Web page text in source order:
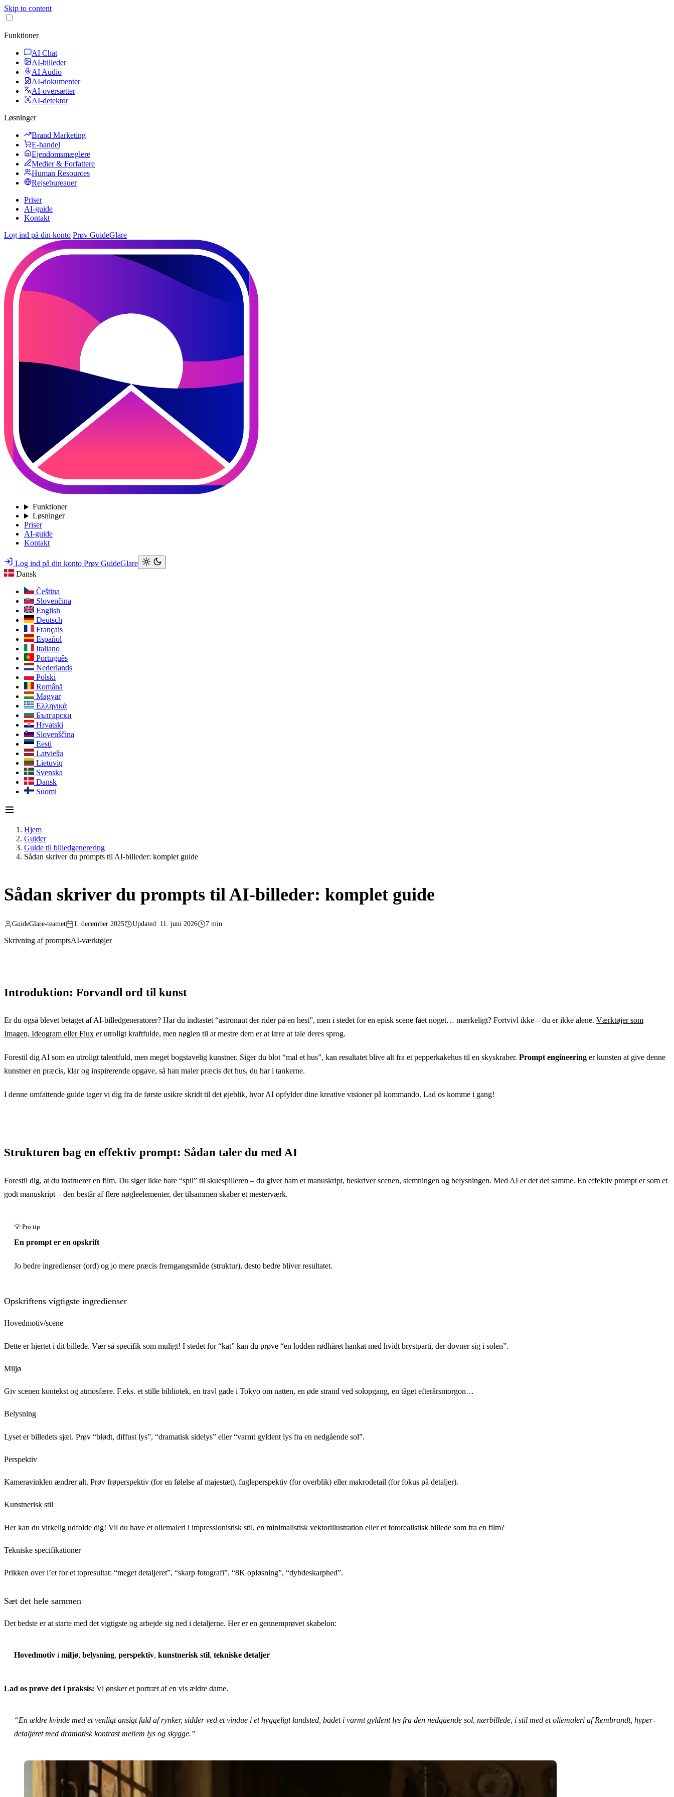
Skip to content
Funktioner
AI Chat
AI-billeder
AI Audio
AI-dokumenter
AI-oversætter
AI-detektor
Løsninger
Brand Marketing
E-handel
Ejendomsmæglere
Medier & Forfattere
Human Resources
Rejsebureauer
Priser
AI-guide
Kontakt
Log ind på din konto Prøv GuideGlare
Funktioner
Løsninger
Priser
AI-guide
Kontakt
Log ind på din konto Prøv GuideGlare
Dansk
Čeština
Slovenčina
English
Deutsch
Français
Español
Italiano
Português
Nederlands
Polski
Română
Magyar
Ελληνικά
Български
Hrvatski
Slovenščina
Eesti
Latviešu
Lietuvių
Svenska
Dansk
Suomi
Hjem
Guider
Guide til billedgenerering
Sådan skriver du prompts til AI-billeder: komplet guide
Sådan skriver du prompts til AI-billeder: komplet guide
GuideGlare-teamet 1. december 2025 Updated: 11. juni 2026 7 min
Skrivning af promptsAI-værktøjer
Introduktion: Forvandl ord til kunst
Er du også blevet betaget af AI-billedgeneratorer? Har du indtastet “astronaut der rider på en hest”, men i stedet for en episk scene fået noget… mærkeligt? Fortvivl ikke – du er ikke alene. Værktøjer som
Imagen, Ideogram eller Flux er utroligt kraftfulde, men nøglen til at mestre dem er at lære at tale deres sprog.
Forestil dig AI som en utroligt talentfuld, men meget bogstavelig kunstner. Siger du blot “mal et hus”, kan resultatet blive alt fra et pepperkakehus til en skyskraber. Prompt engineering er kunsten at give denne
kunstner en præcis, klar og inspirerende opgave, så han maler præcis det hus, du har i tankerne.
I denne omfattende guide tager vi dig fra de første usikre skridt til det øjeblik, hvor AI opfylder dine kreative visioner på kommando. Lad os komme i gang!
Strukturen bag en effektiv prompt: Sådan taler du med AI
Forestil dig, at du instruerer en film. Du siger ikke bare “spil” til skuespilleren – du giver ham et manuskript, beskriver scenen, stemningen og belysningen. Med AI er det det samme. En effektiv prompt er som et
godt manuskript – den består af flere nøgleelementer, der tilsammen skaber et mesterværk.
En prompt er en opskrift
Jo bedre ingredienser (ord) og jo mere præcis fremgangsmåde (struktur), desto bedre bliver resultatet.
Opskriftens vigtigste ingredienser
Hovedmotiv/scene
Dette er hjertet i dit billede. Vær så specifik som muligt! I stedet for “kat” kan du prøve “en lodden rødhåret hankat med hvidt brystparti, der dovner sig i solen”.
Miljø
Giv scenen kontekst og atmosfære. F.eks. et stille bibliotek, en travl gade i Tokyo om natten, en øde strand ved solopgang, en tåget efterårsmorgon…
Belysning
Lyset er billedets sjæl. Prøv “blødt, diffust lys”, “dramatisk sidelys” eller “varmt gyldent lys fra en nedgående sol”.
Perspektiv
Kameravinklen ændrer alt. Prøv frøperspektiv (for en følelse af majestæt), fugleperspektiv (for overblik) eller makrodetail (for fokus på detaljer).
Kunstnerisk stil
Her kan du virkelig udfolde dig! Vil du have et oliemaleri i impressionistisk stil, en minimalistisk vektorillustration eller et fotorealistisk billede som fra en film?
Tekniske specifikationer
Prikken over i’et for et topresultat: “meget detaljeret”, “skarp fotografi”, “8K opløsning”, “dybdeskarphed”.
Sæt det hele sammen
Det bedste er at starte med det vigtigste og arbejde sig ned i detaljerne. Her er en gennemprøvet skabelon:
Hovedmotiv i miljø, belysning, perspektiv, kunstnerisk stil, tekniske detaljer
Lad os prøve det i praksis: Vi ønsker et portræt af en vis ældre dame.
“En ældre kvinde med et venligt ansigt fuld af rynker, sidder ved et vindue i et hyggeligt landsted, badet i varmt gyldent lys fra den nedgående sol, nærbillede, i stil med et oliemaleri af Rembrandt, hyper-
detaljeret med dramatisk kontrast mellem lys og skygge.”